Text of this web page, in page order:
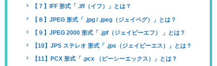
【７】IFF 形式「 .iff（イフ）」とは？
【８】JPEG 形式「 .jpg / .jpeg（ジェイペグ）」とは？
【９】JPEG 2000 形式「 .jpf（ジェイピーエフ） 」とは？
【10】JPS ステレオ 形式「 .jps（ジェイピーエス）」とは？
【11】PCX 形式「 .pcx （ピーシーエックス）」とは？